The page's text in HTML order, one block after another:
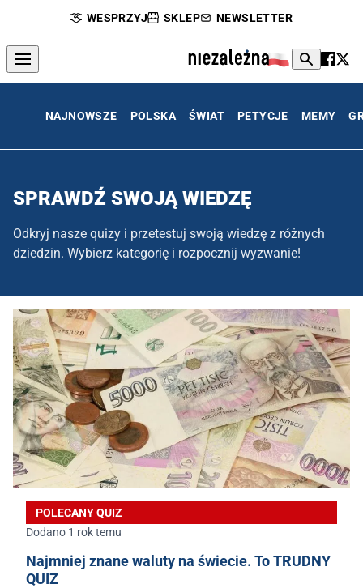
WESPRZYJ SKLEP NEWSLETTER
NAJNOWSZE POLSKA ŚWIAT PETYCJE MEMY
SPRAWDŹ SWOJĄ WIEDZĘ
Odkryj nasze quizy i przetestuj swoją wiedzę z różnych
dziedzin. Wybierz kategorię i rozpocznij wyzwanie!
POLECANY QUIZ
Dodano 1 rok temu
Najmniej znane waluty na świecie. To TRUDNY
QUIZ